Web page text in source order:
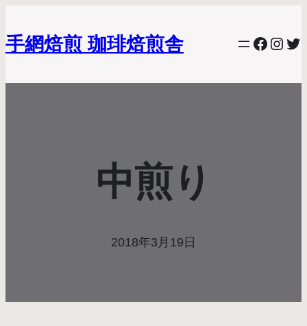
手網焙煎 珈琲焙煎舎
中煎り
2018年3月19日